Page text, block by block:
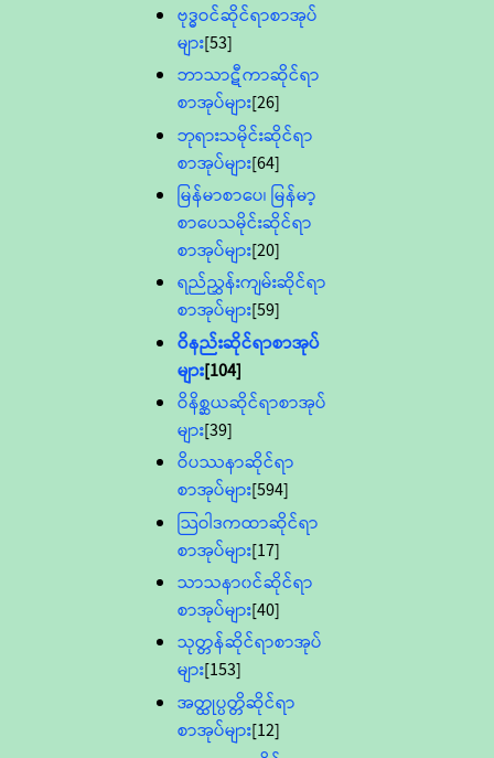
ဗုဒ္ဓဝင်ဆိုင်ရာစာအုပ်
များ[53]
ဘာသာဋီကာဆိုင်ရာ
စာအုပ်များ[26]
ဘုရားသမိုင်းဆိုင်ရာ
စာအုပ်များ[64]
မြန်မာစာပေ၊ မြန်မာ့
စာပေသမိုင်းဆိုင်ရာ
စာအုပ်များ[20]
ရည်ညွှန်းကျမ်းဆိုင်ရာ
စာအုပ်များ[59]
ဝိနည်းဆိုင်ရာစာအုပ်
များ[104]
ဝိနိစ္ဆယဆိုင်ရာစာအုပ်
များ[39]
ဝိပဿနာဆိုင်ရာ
စာအုပ်များ[594]
သြဝါဒကထာဆိုင်ရာ
စာအုပ်များ[17]
သာသနာ၀င်ဆိုင်ရာ
စာအုပ်များ[40]
သုတ္တန်ဆိုင်ရာစာအုပ်
များ[153]
အတ္ထုပ္ပတ္တိဆိုင်ရာ
စာအုပ်များ[12]